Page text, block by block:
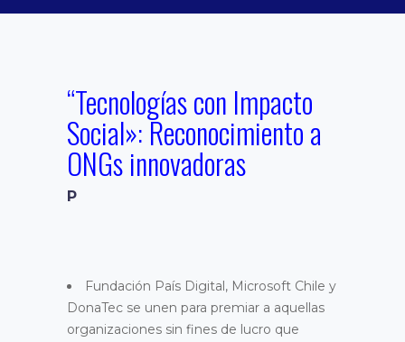
“Tecnologías con Impacto
Social»: Reconocimiento a
ONGs innovadoras
P
Fundación País Digital, Microsoft Chile y
DonaTec se unen para premiar a aquellas
organizaciones sin fines de lucro que